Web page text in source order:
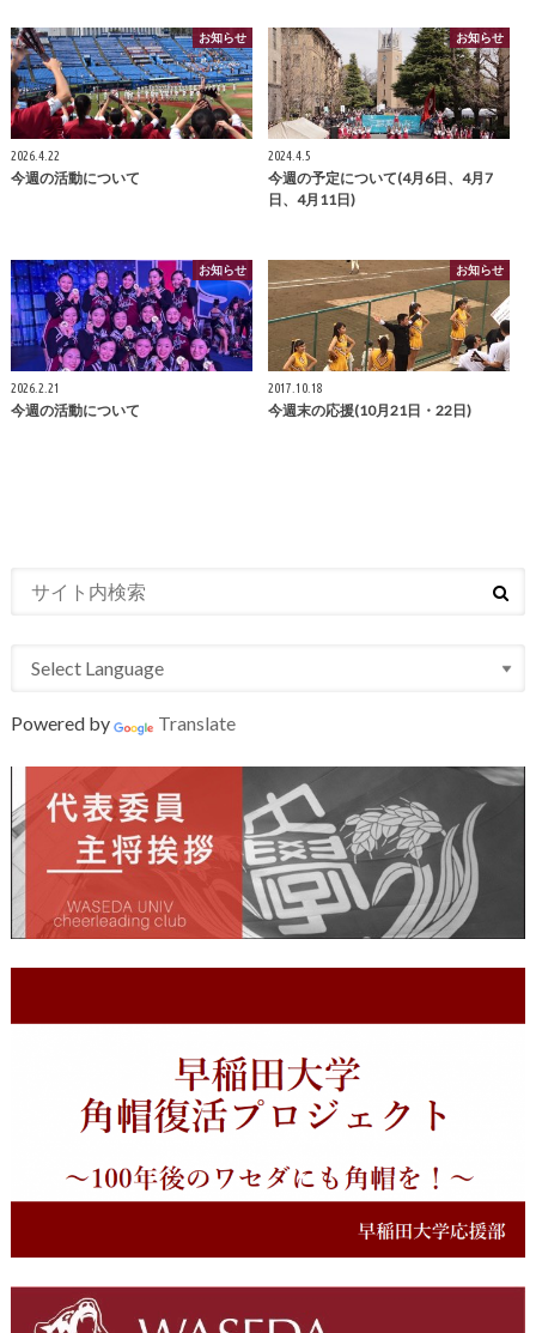
お知らせ
2026.4.22
今週の活動について
お知らせ
2024.4.5
今週の予定について(4月6日、4月7
日、4月11日)
お知らせ
2026.2.21
今週の活動について
お知らせ
2017.10.18
今週末の応援(10月21日・22日)
Powered by Translate